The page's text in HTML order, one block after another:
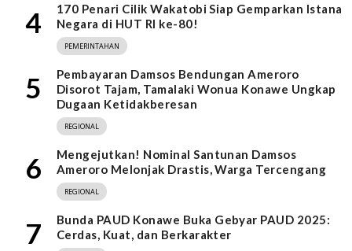
4
170 Penari Cilik Wakatobi Siap Gemparkan Istana
Negara di HUT RI ke-80!
PEMERINTAHAN
5
Pembayaran Damsos Bendungan Ameroro
Disorot Tajam, Tamalaki Wonua Konawe Ungkap
Dugaan Ketidakberesan
REGIONAL
6
Mengejutkan! Nominal Santunan Damsos
Ameroro Melonjak Drastis, Warga Tercengang
REGIONAL
7
Bunda PAUD Konawe Buka Gebyar PAUD 2025:
Cerdas, Kuat, dan Berkarakter